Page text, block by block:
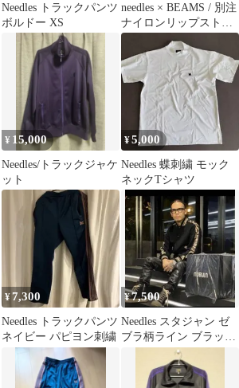
Needles トラックパンツ
ボルドー XS
needles × BEAMS / 別注
ナイロンリップストッ
プ ベスト
¥ 15,000
Needles/トラックジャケ
ット
¥5,000
Needles 蝶刺繍 モック
ネックTシャツ
¥7,300
Needles トラックパンツ
ネイビー パピヨン刺繍
¥7,500
Needles スタジャン ゼ
ブラ柄ライン ブラック